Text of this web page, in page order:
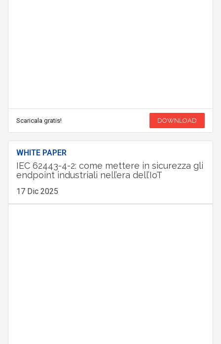
Scaricala gratis! DOWNLOAD
WHITE PAPER
IEC 62443-4-2: come mettere in sicurezza gli
endpoint industriali nell’era dell’IoT
17 Dic 2025